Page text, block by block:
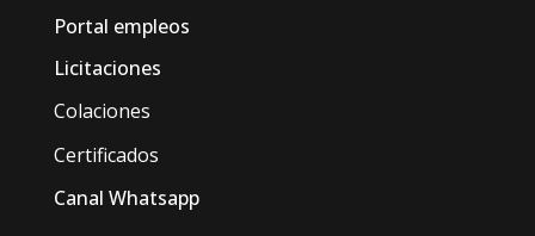
Portal empleos
Licitaciones
Colaciones
Certificados
Canal Whatsapp